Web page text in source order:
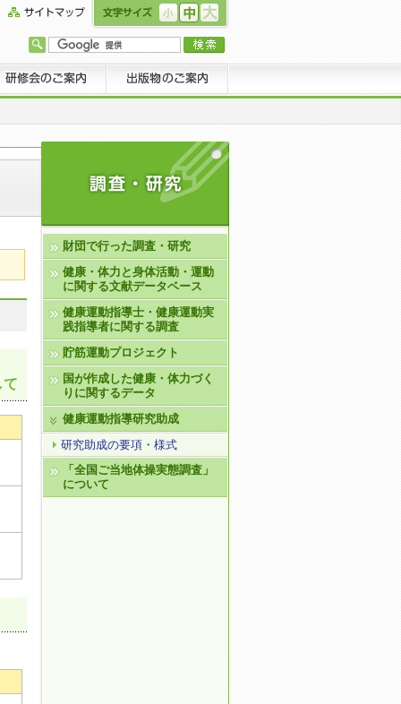
て
財団で行った調査・研究
健康・体力と身体活動・運動
に関する文献データベース
健康運動指導士・健康運動実
践指導者に関する調査
貯筋運動プロジェクト
国が作成した健康・体力づく
りに関するデータ
健康運動指導研究助成
研究助成の要項・様式
「全国ご当地体操実態調査」
について